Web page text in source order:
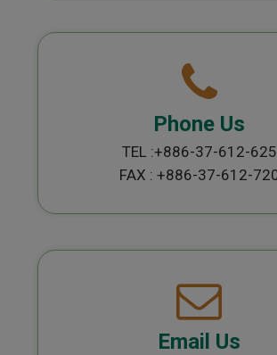
Phone Us
TEL :+886-37-612-625
FAX : +886-37-612-
Email Us